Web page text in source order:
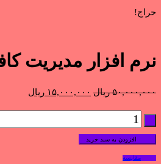
حراج!
نرم افزار مدیریت
۵۰,۰۰۰,۰۰۰ ریال قیمت
اصلی:
۵۰,۰۰۰,۰۰۰ ریال
بود.
۱۵,۰۰۰,۰۰۰ ریال
فعلی:
۱۵,۰۰۰,۰۰۰
افزودن به سبد خرید
مقایسه